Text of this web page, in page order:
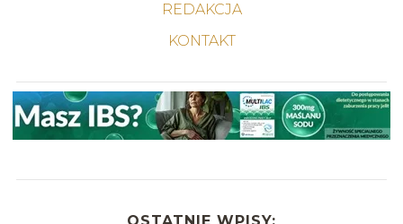
REDAKCJA
KONTAKT